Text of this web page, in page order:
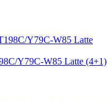
Y79C-W85 Latte (4+1)